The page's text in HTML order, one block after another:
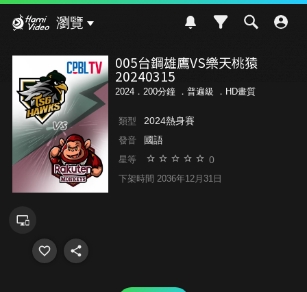
瀏覽
005台鋼雄鷹VS樂天桃猿
20240315
2024．200分鐘 ． 普遍級 ．HD畫質
類型 2024熱身賽
發音 國語
星等 0
下架時間 2036年12月31日